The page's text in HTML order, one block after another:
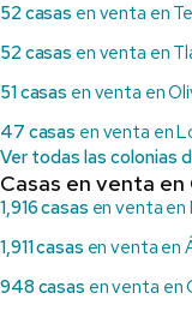
52 casas en venta en
52 casas en venta en
51 casas en venta en
47 casas en venta en
Ver todas las colonias
Casas en venta
1,916 casas en venta en
1,911 casas en venta en
948 casas en venta en